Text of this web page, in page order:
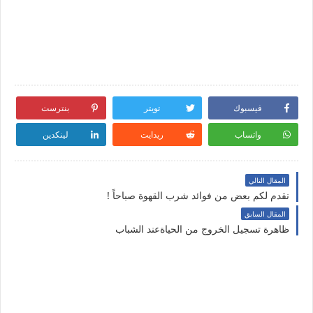
فيسبوك تويتر بنترست
واتساب ريدايت لينكدين
المقال التالي
نقدم لكم بعض من فوائد شرب القهوة صباحاً !
المقال السابق
ظاهرة تسجيل الخروج من الحياةعند الشباب